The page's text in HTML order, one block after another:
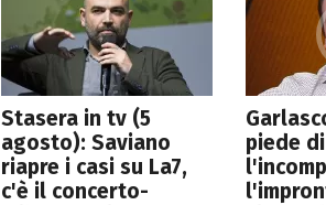
Stasera in tv (5
agosto): Saviano
riapre i casi su La7,
c'è il concerto-
piede